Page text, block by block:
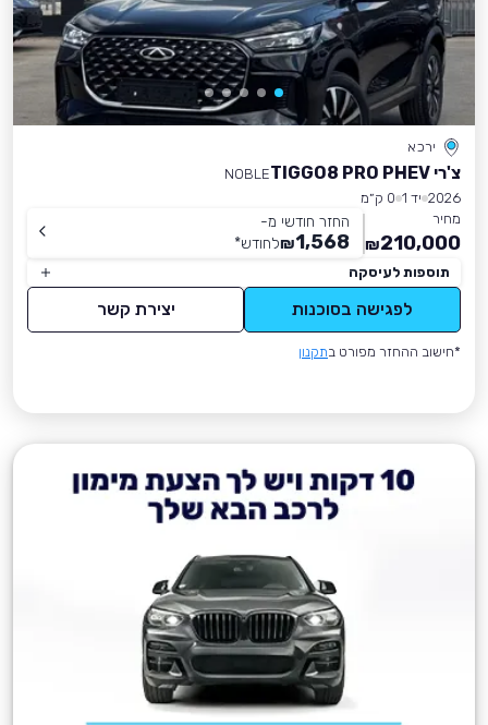
ירכא
צ'רי TIGGO8 PRO PHEV
NOBLE
2026 יד 1
0 ק״מ
מחיר
210,000
₪
החזר חודשי מ-
1,568
₪לחודש*
תוספות לעיסקה
לפגישה בסוכנות יצירת קשר
*חישוב ההחזר מפורט בתקנון